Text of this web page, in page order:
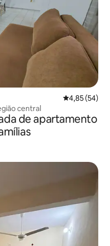
4,85 de uma
4,85 (54)
central
de apartamento